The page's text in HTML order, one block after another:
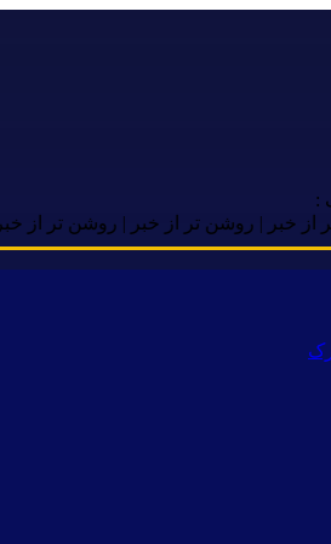
:
روشن تر از خبر | روشن تر از خبر |